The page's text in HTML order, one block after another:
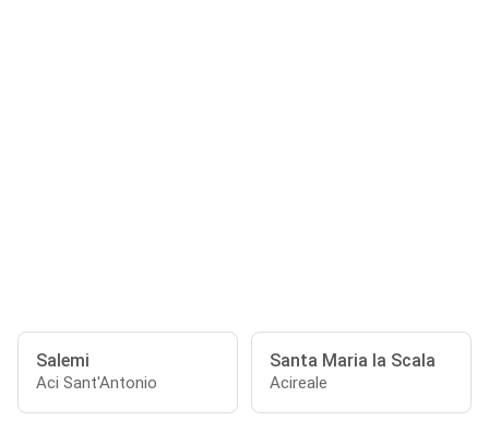
Salemi
Aci Sant'Antonio
Santa Maria la Scala
Acireale